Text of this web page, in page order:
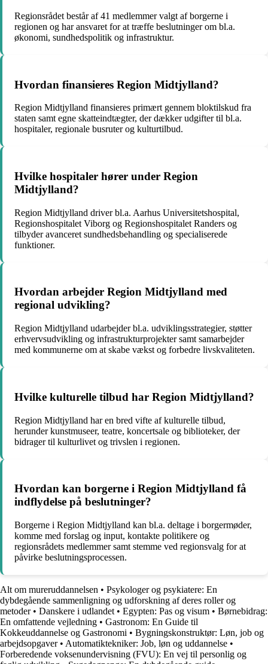
Regionsrådet består af 41 medlemmer valgt af borgerne i
regionen og har ansvaret for at træffe beslutninger om bl.a.
økonomi, sundhedspolitik og infrastruktur.
Hvordan finansieres Region Midtjylland?
Region Midtjylland finansieres primært gennem bloktilskud fra
staten samt egne skatteindtægter, der dækker udgifter til bl.a.
hospitaler, regionale busruter og kulturtilbud.
Hvilke hospitaler hører under Region
Midtjylland?
Region Midtjylland driver bl.a. Aarhus Universitetshospital,
Regionshospitalet Viborg og Regionshospitalet Randers og
tilbyder avanceret sundhedsbehandling og specialiserede
funktioner.
Hvordan arbejder Region Midtjylland med
regional udvikling?
Region Midtjylland udarbejder bl.a. udviklingsstrategier, støtter
erhvervsudvikling og infrastrukturprojekter samt samarbejder
med kommunerne om at skabe vækst og forbedre livskvaliteten.
Hvilke kulturelle tilbud har Region Midtjylland?
Region Midtjylland har en bred vifte af kulturelle tilbud,
herunder kunstmuseer, teatre, koncertsale og biblioteker, der
bidrager til kulturlivet og trivslen i regionen.
Hvordan kan borgerne i Region Midtjylland få
indflydelse på beslutninger?
Borgerne i Region Midtjylland kan bl.a. deltage i borgermøder,
komme med forslag og input, kontakte politikere og
regionsrådets medlemmer samt stemme ved regionsvalg for at
påvirke beslutningsprocessen.
Alt om mureruddannelsen • Psykologer og psykiatere: En
dybdegående sammenligning og udforskning af deres roller og
metoder• Danskere i udlandet • Egypten: Pas og visum • Børnebidrag:
En omfattende vejledning • Gastronom: En Guide til
Kokkeuddannelse og Gastronomi • Bygningskonstruktør: Løn, job og
arbejdsopgaver• Automatiktekniker: Job, løn og uddannelse •
Forberedende voksenundervisning (FVU): En vej til personlig og